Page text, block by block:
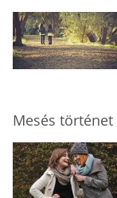
Mesés történet